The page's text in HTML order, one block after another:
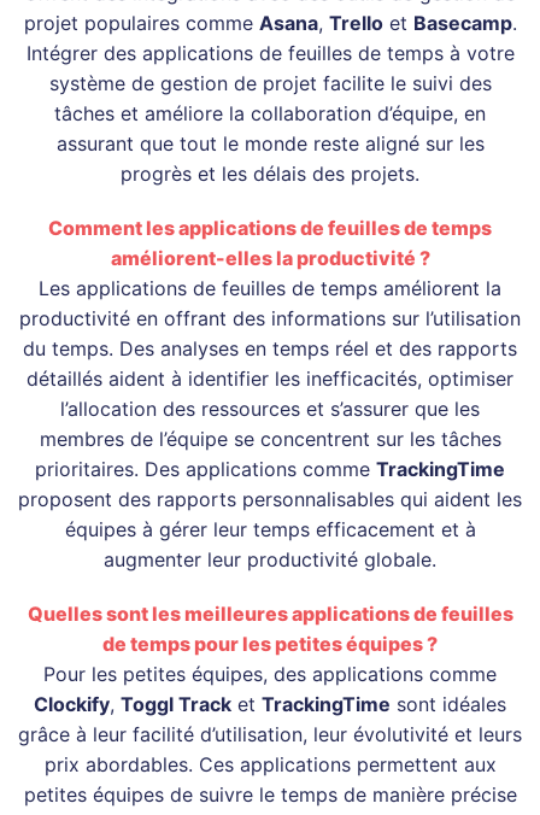
projet populaires comme Asana, Trelloet Basecamp.
Intégrer des applications de feuilles de temps à votre
système de gestion de projet facilite le suivi des
tâches et améliore la collaboration d’équipe, en
assurant que tout le monde reste aligné sur les
progrès et les délais des projets.
Comment les applications de feuilles de temps
améliorent-elles la productivité ?
Les applications de feuilles de temps améliorent la
productivité en offrant des informations sur l’utilisation
du temps. Des analyses en temps réel et des rapports
détaillés aident à identifier les inefficacités, optimiser
l’allocation des ressources et s’assurer que les
membres de l’équipe se concentrent sur les tâches
prioritaires. Des applications comme TrackingTime
proposent des rapports personnalisables qui aident les
équipes à gérer leur temps efficacement et à
augmenter leur productivité globale.
Quelles sont les meilleures applications de feuilles
de temps pour les petites équipes ?
Pour les petites équipes, des applications comme
Clockify, Toggl Track et TrackingTime sont idéales
grâce à leur facilité d’utilisation, leur évolutivité et leurs
prix abordables. Ces applications permettent aux
petites équipes de suivre le temps de manière précise